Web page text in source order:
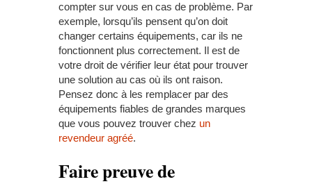
compter sur vous en cas de problème. Par
exemple, lorsqu’ils pensent qu’on doit
changer certains équipements, car ils ne
fonctionnent plus correctement. Il est de
votre droit de vérifier leur état pour trouver
une solution au cas où ils ont raison.
Pensez donc à les remplacer par des
équipements fiables de grandes marques
que vous pouvez trouver chez un
revendeur agréé.
Faire preuve de